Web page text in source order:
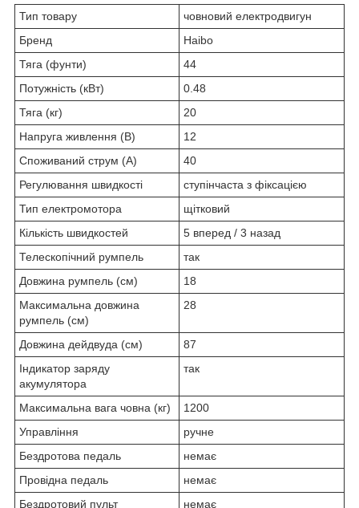
Тип товару
човновий електродвигун
Бренд
Haibo
Тяга (фунти)
44
Потужність (кВт)
0.48
Тяга (кг)
20
Напруга живлення (В)
12
Споживаний струм (А)
40
Регулювання швидкості
ступінчаста з фіксацією
Тип електромотора
щітковий
Кількість швидкостей
5 вперед / 3 назад
Телескопічний румпель
так
Довжина румпель (см)
18
Максимальна довжина
румпель (см)
28
Довжина дейдвуда (см)
87
Індикатор заряду
акумулятора
так
Максимальна вага човна (кг)
1200
Управління
ручне
Бездротова педаль
немає
Провідна педаль
немає
Бездротовий пульт
немає